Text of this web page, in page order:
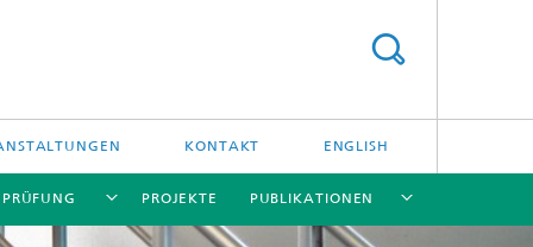
KONTAKT ENGLISH
PROJEKTE PUBLIKATIONEN